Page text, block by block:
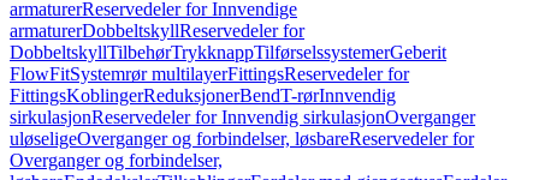
armaturerReservedeler for Innvendige
armaturerDobbeltskyllReservedeler for
DobbeltskyllTilbehørTrykknappTilførselssystemerGeberit
FlowFitSystemrør multilayerFittingsReservedeler for
FittingsKoblingerReduksjonerBendT-rørInnvendig
sirkulasjonReservedeler for Innvendig sirkulasjonOverganger
uløseligeOverganger og forbindelser, løsbareReservedeler for
Overganger og forbindelser,